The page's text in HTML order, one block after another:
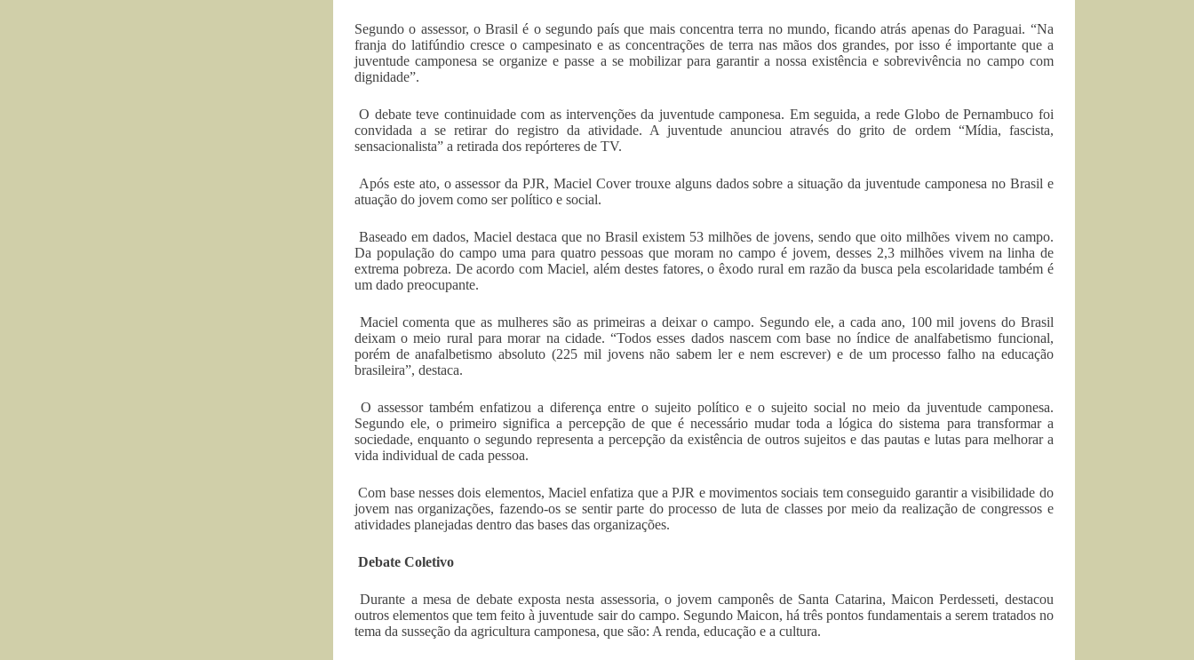
Segundo o assessor, o Brasil é o segundo país que mais concentra terra no mundo, ficando atrás apenas do Paraguai. “Na
franja do latifúndio cresce o campesinato e as concentrações de terra nas mãos dos grandes, por isso é importante que a
juventude camponesa se organize e passe a se mobilizar para garantir a nossa existência e sobrevivência no campo com
dignidade”.
O debate teve continuidade com as intervenções da juventude camponesa. Em seguida, a rede Globo de Pernambuco foi
convidada a se retirar do registro da atividade. A juventude anunciou através do grito de ordem “Mídia, fascista,
sensacionalista” a retirada dos repórteres de TV.
Após este ato, o assessor da PJR, Maciel Cover trouxe alguns dados sobre a situação da juventude camponesa no Brasil e
atuação do jovem como ser político e social.
Baseado em dados, Maciel destaca que no Brasil existem 53 milhões de jovens, sendo que oito milhões vivem no campo.
Da população do campo uma para quatro pessoas que moram no campo é jovem, desses 2,3 milhões vivem na linha de
extrema pobreza. De acordo com Maciel, além destes fatores, o êxodo rural em razão da busca pela escolaridade também é
um dado preocupante.
Maciel comenta que as mulheres são as primeiras a deixar o campo. Segundo ele, a cada ano, 100 mil jovens do Brasil
deixam o meio rural para morar na cidade. “Todos esses dados nascem com base no índice de analfabetismo funcional,
porém de anafalbetismo absoluto (225 mil jovens não sabem ler e nem escrever) e de um processo falho na educação
brasileira”, destaca.
O assessor também enfatizou a diferença entre o sujeito político e o sujeito social no meio da juventude camponesa.
Segundo ele, o primeiro significa a percepção de que é necessário mudar toda a lógica do sistema para transformar a
sociedade, enquanto o segundo representa a percepção da existência de outros sujeitos e das pautas e lutas para melhorar a
vida individual de cada pessoa.
Com base nesses dois elementos, Maciel enfatiza que a PJR e movimentos sociais tem conseguido garantir a visibilidade do
jovem nas organizações, fazendo-os se sentir parte do processo de luta de classes por meio da realização de congressos e
atividades planejadas dentro das bases das organizações.
Debate Coletivo
Durante a mesa de debate exposta nesta assessoria, o jovem camponês de Santa Catarina, Maicon Perdesseti, destacou
outros elementos que tem feito à juventude sair do campo. Segundo Maicon, há três pontos fundamentais a serem tratados no
tema da susseção da agricultura camponesa, que são: A renda, educação e a cultura.